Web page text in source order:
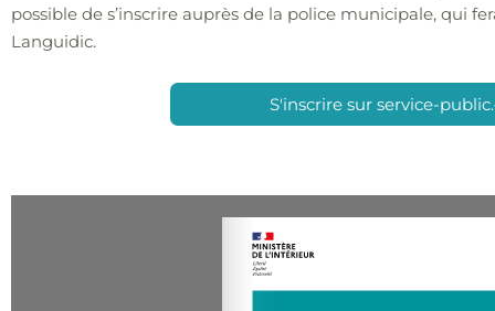
possible de s’inscrire auprès de la police municipale, qui
Languidic.
S'inscrire sur service-